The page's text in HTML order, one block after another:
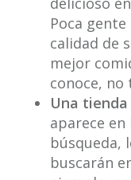
Poca
calidad de
mejor
conoce, no
Una
aparece
búsqueda,
buscarán